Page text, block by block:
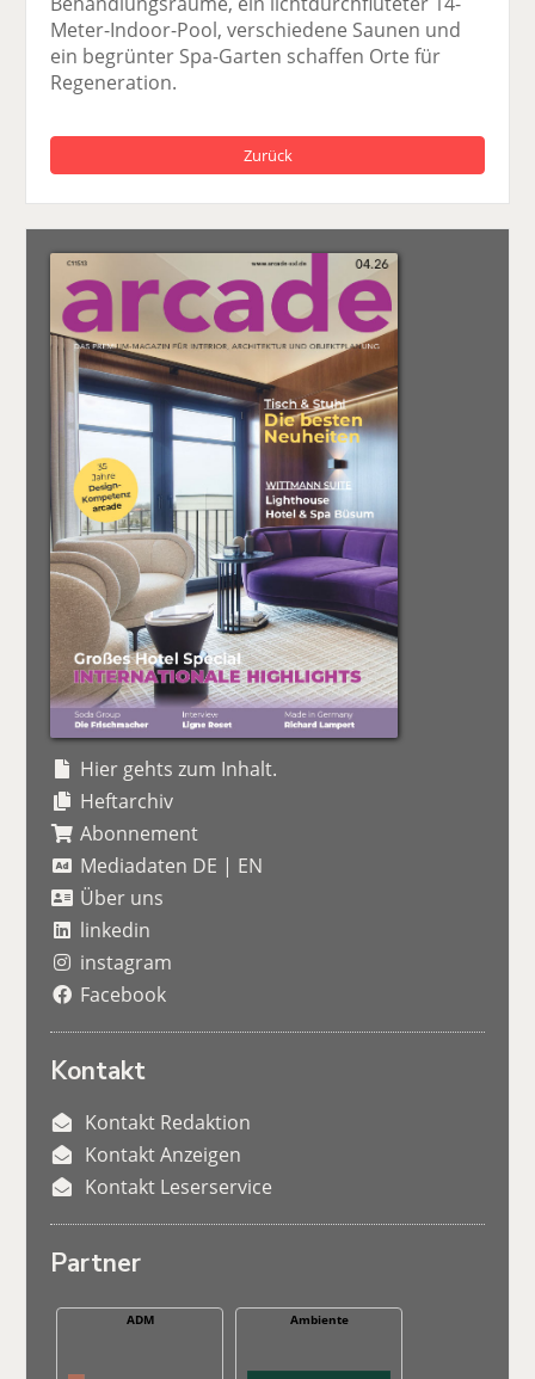
Meter-Indoor-Pool, verschiedene Saunen und
ein begrünter Spa-Garten schaffen Orte für
Regeneration.
Zurück
Hier gehts zum Inhalt.
Heftarchiv
Abonnement
Mediadaten DE | EN
Über uns
linkedin
instagram
Facebook
Kontakt
Kontakt Redaktion
Kontakt Anzeigen
Kontakt Leserservice
Partner
ADM Ambiente